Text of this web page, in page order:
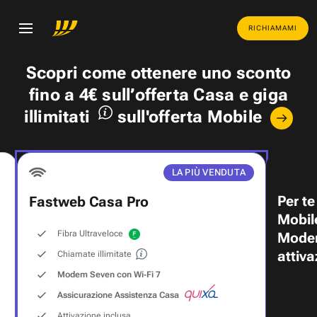
RICHIAMAMI
Scopri come ottenere uno sconto
fino a 4€ sull’offerta Casa egiga
illimitati
sull'offerta Mobile
LA PIÙ VENDUTA
Fastweb Casa Pro
Fibra Ultraveloce
Chiamate illimitate
Modem Seven con Wi‑Fi 7
Assicurazione Assistenza Casa
Per